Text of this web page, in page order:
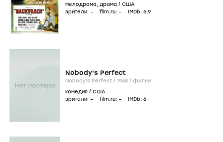
мелодрама, драма / США
зрители: – film.ru: – IMDb: 5,9
Nobody's Perfect
Nobody's Perfect / 1968 / фильм
комедия / США
зрители: – film.ru: – IMDb: 6